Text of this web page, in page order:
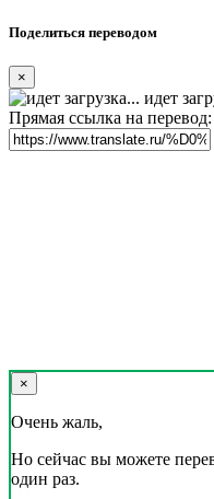
Поделиться переводом
×
идет
Прямая ссылка на перевод:
×
Очень жаль,
Но сейчас вы можете
один раз.